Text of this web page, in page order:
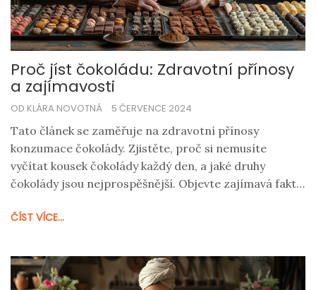
Proč jíst čokoládu: Zdravotní přínosy
a zajímavosti
OD KLÁRA NOVOTNÁ 5 ČERVENCE 2024
Tato článek se zaměřuje na zdravotní přínosy
konzumace čokolády. Zjistěte, proč si nemusíte
vyčítat kousek čokolády každý den, a jaké druhy
čokolády jsou nejprospěšnější. Objevte zajímavá fakta
ČÍST VÍCE...